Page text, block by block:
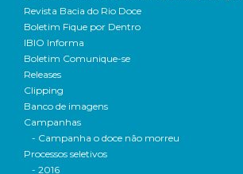
Revista Bacia do Rio Doce
Boletim Fique por Dentro
IBIO Informa
Boletim Comunique-se
Releases
Clipping
Banco de imagens
Campanhas
- Campanha o doce não morreu
Processos seletivos
- 2016